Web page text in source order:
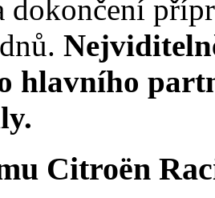
dokončení
hlavního
Citroën